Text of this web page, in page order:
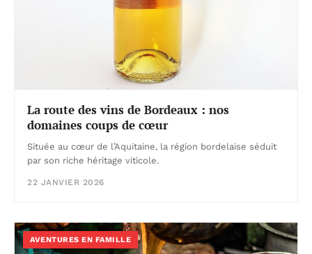
La route des vins de Bordeaux : nos
domaines coups de cœur
Située au cœur de l’Aquitaine, la région bordelaise séduit
par son riche héritage viticole.
22 JANVIER 2026
AVENTURES EN FAMILLE